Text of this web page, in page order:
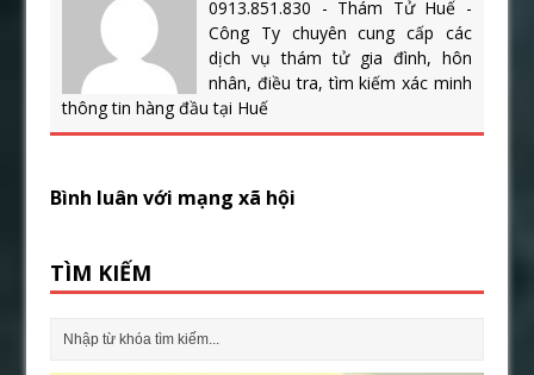
0913.851.830 - Thám Tử Huế -
Công Ty chuyên cung cấp các
dịch vụ thám tử gia đình, hôn
nhân, điều tra, tìm kiếm xác minh
thông tin hàng đầu tại Huế
Bình luân với mạng xã hội
TÌM KIẾM